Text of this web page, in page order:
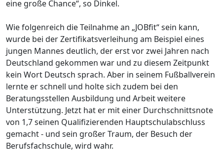
eine große Chance“, so Dinkel.
Wie folgenreich die Teilnahme an „JOBfit“ sein kann,
wurde bei der Zertifikatsverleihung am Beispiel eines
jungen Mannes deutlich, der erst vor zwei Jahren nach
Deutschland gekommen war und zu diesem Zeitpunkt
kein Wort Deutsch sprach. Aber in seinem Fußballverein
lernte er schnell und holte sich zudem bei den
Beratungsstellen Ausbildung und Arbeit weitere
Unterstützung. Jetzt hat er mit einer Durchschnittsnote
von 1,7 seinen Qualifizierenden Hauptschulabschluss
gemacht - und sein großer Traum, der Besuch der
Berufsfachschule, wird wahr.